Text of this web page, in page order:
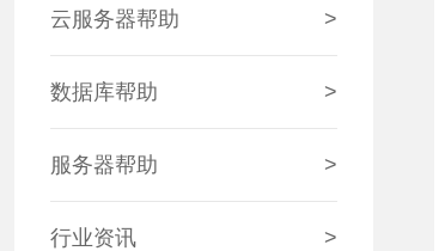
>
云服务器帮助
>
数据库帮助
>
服务器帮助
>
行业资讯